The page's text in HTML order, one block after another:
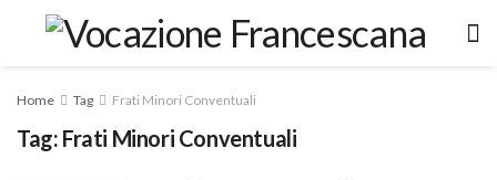
Home Tag Frati Minori Conventuali
Tag: Frati Minori Conventuali